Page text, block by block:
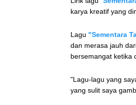
karya kreatif yang
Lagu "Sementara
dan merasa jauh
bersemangat ketika
"Lagu-lagu yang
yang sulit saya